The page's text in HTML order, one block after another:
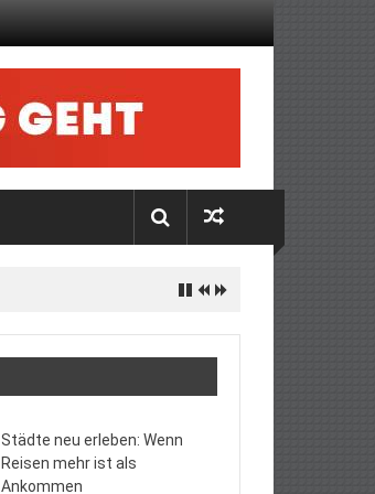
Städte neu erleben: Wenn
Reisen mehr ist als
Ankommen